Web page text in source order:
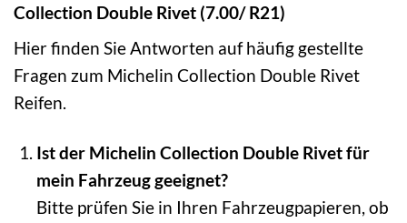
Collection Double Rivet (7.00/ R21)
Hier finden Sie Antworten auf häufig gestellte
Fragen zum Michelin Collection Double Rivet
Reifen.
Ist der Michelin Collection Double Rivet für
mein Fahrzeug geeignet?
Bitte prüfen Sie in Ihren Fahrzeugpapieren, ob